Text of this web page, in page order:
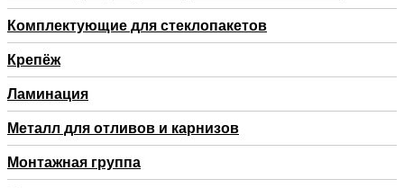
Комплектующие для стеклопакетов
Крепёж
Ламинация
Металл для отливов и карнизов
Монтажная группа